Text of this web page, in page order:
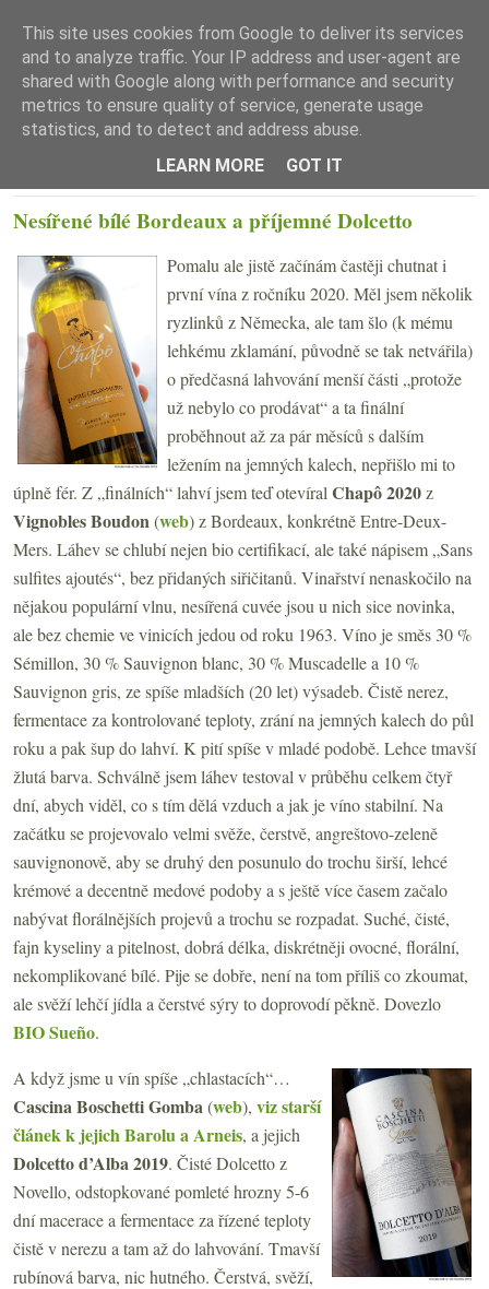
☰ Menu
Nesířené bílé Bordeaux a příjemné Dolcetto
Pomalu ale jistě začínám častěji chutnat i
první vína z ročníku 2020. Měl jsem několik
ryzlinků z Německa, ale tam šlo (k mému
lehkému zklamání, původně se tak netvářila)
o předčasná lahvování menší části „protože
už nebylo co prodávat“ a ta finální
proběhnout až za pár měsíců s dalším
ležením na jemných kalech, nepřišlo mi to
úplně fér. Z „finálních“ lahví jsem teď otevíral Chapô 2020z
Vignobles Boudon(web)z Bordeaux, konkrétně Entre-Deux-
Mers. Láhev se chlubí nejen bio certifikací, ale také nápisem „Sans
sulfites ajoutés“, bez přidaných siřičitanů. Vinařství nenaskočilo na
nějakou populární vlnu, nesířená cuvée jsou u nich sice novinka,
ale bez chemie ve vinicích jedou od roku 1963. Víno je směs 30 %
Sémillon, 30 % Sauvignon blanc, 30 % Muscadelle a 10 %
Sauvignon gris, ze spíše mladších (20 let) výsadeb. Čistě nerez,
fermentace za kontrolované teploty, zrání na jemných kalech do půl
roku a pak šup do lahví. K pití spíše v mladé podobě. Lehce tmavší
žlutá barva. Schválně jsem láhev testoval v průběhu celkem čtyř
dní, abych viděl, co s tím dělá vzduch a jak je víno stabilní. Na
začátku se projevovalo velmi svěže, čerstvě, angreštovo-zeleně
sauvignonově, aby se druhý den posunulo do trochu širší, lehcé
krémové a decentně medové podoby a s ještě více časem začalo
nabývat florálnějších projevů a trochu se rozpadat. Suché, čisté,
fajn kyseliny a pitelnost, dobrá délka, diskrétněji ovocné, florální,
nekomplikované bílé. Pije se dobře, není na tom příliš co zkoumat,
ale svěží lehčí jídla a čerstvé sýry to doprovodí pěkně. Dovezlo
BIO Sueño.
A když jsme u vín spíše „chlastacích“…
Cascina Boschetti Gomba(web), viz starší
článek k jejich Barolu a Arneis, a jejich
Dolcetto d’Alba 2019. Čisté Dolcetto z
Novello, odstopkované pomleté hrozny 5-6
dní macerace a fermentace za řízené teploty
čistě v nerezu a tam až do lahvování. Tmavší
rubínová barva, nic hutného. Čerstvá, svěží,
This site uses cookies from Google to deliver its services
and to analyze traffic. Your IP address and user-agent are
shared with Google along with performance and security
metrics to ensure quality of service, generate usage
statistics, and to detect and address abuse.
LEARN MORE
GOT IT